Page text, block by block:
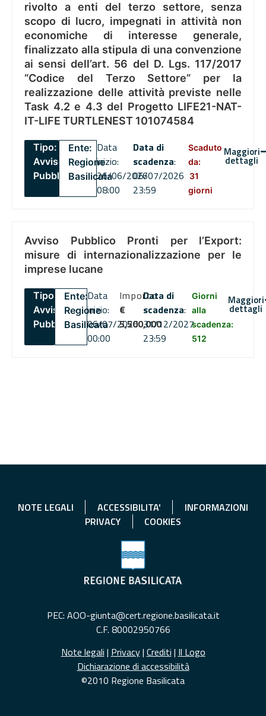
rivolto a enti del terzo settore, senza
scopo di lucro, impegnati in attività non
economiche di interesse generale,
finalizzato alla stipula di una convenzione
ai sensi dell’art. 56 del D. Lgs. 117/2017
“Codice del Terzo Settore” per la
realizzazione delle attività previste nelle
Task 4.2 e 4.3 del Progetto LIFE21-NAT-
IT-LIFE TURTLENEST 101074584
Tipo:
Avviso
Pubblico
Ente:
Regione
Basilicata
Data
inizio:
26/06/2026
08:00
Data di
scadenza:
06/07/2026
23:59
Scaduto
da:
31
giorni
Maggiori
dettagli
Avviso Pubblico Pronti per l’Export:
misure di internazionalizzazione per le
imprese lucane
Tipo:
Avviso
Pubblico
Ente:
Regione
Basilicata
Data
inizio:
06/07/2026
00:00
Importo
€
5,500,000
Data di
scadenza:
31/12/2027
23:59
Giorni
alla
scadenza:
512
Maggiori
dettagli
NOTE LEGALI ACCESSIBILITA'
INFORMAZIONI
PRIVACY
COOKIES
PEC: AOO-giunta@cert.regione.basilicata.it
C.F. 80002950766
Note legali | Privacy| Crediti | Il Logo
Dichiarazione di accessibilità
©2010 Regione Basilicata